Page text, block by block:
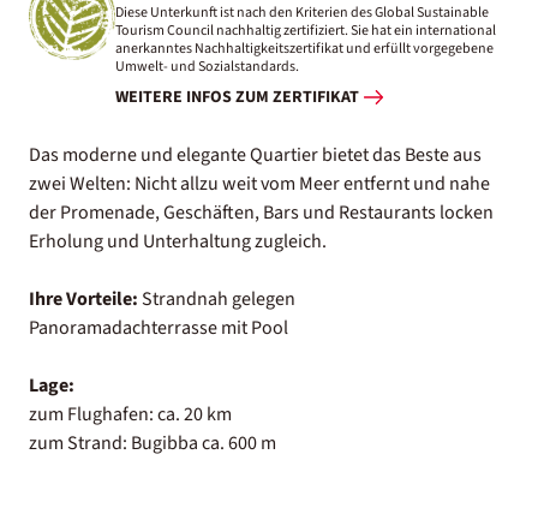
Diese Unterkunft ist nach den Kriterien des Global Sustainable
Tourism Council nachhaltig zertifiziert. Sie hat ein international
anerkanntes Nachhaltigkeitszertifikat und erfüllt vorgegebene
Umwelt- und Sozialstandards.
WEITERE INFOS ZUM ZERTIFIKAT
Das moderne und elegante Quartier bietet das Beste aus
zwei Welten: Nicht allzu weit vom Meer entfernt und nahe
der Promenade, Geschäften, Bars und Restaurants locken
Erholung und Unterhaltung zugleich.
Ihre Vorteile:Strandnah gelegen
Panoramadachterrasse mit Pool
Lage:
zum Flughafen: ca. 20 km
zum Strand: Bugibba ca. 600 m